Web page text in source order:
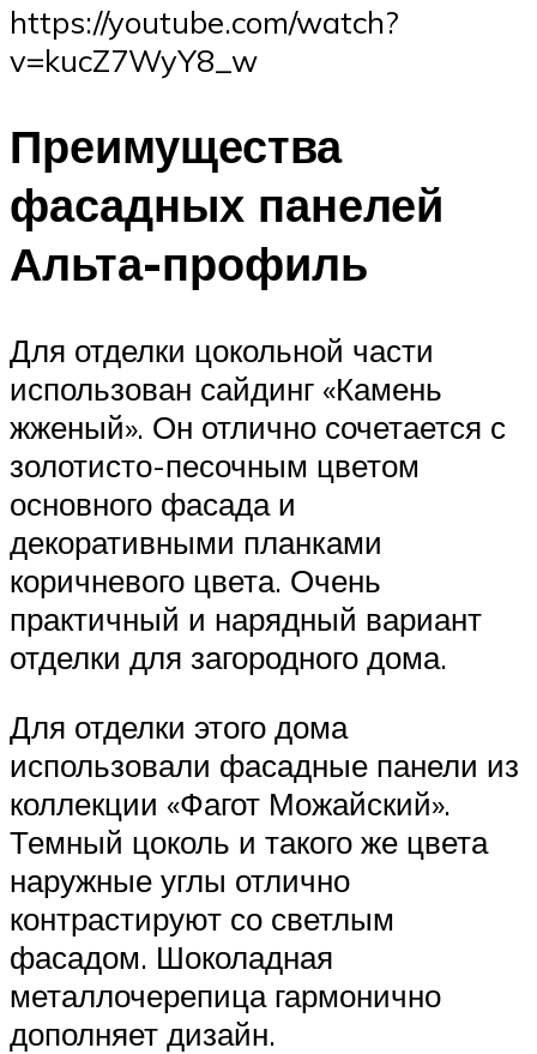
https://youtube.com/watch?
v=kucZ7WyY8_w
Преимущества
фасадных панелей
Альта-профиль
Для отделки цокольной части
использован сайдинг «Камень
жженый». Он отлично сочетается с
золотисто-песочным цветом
основного фасада и
декоративными планками
коричневого цвета. Очень
практичный и нарядный вариант
отделки для загородного дома.
Для отделки этого дома
использовали фасадные панели из
коллекции «Фагот Можайский».
Темный цоколь и такого же цвета
наружные углы отлично
контрастируют со светлым
фасадом. Шоколадная
металлочерепица гармонично
дополняет дизайн.